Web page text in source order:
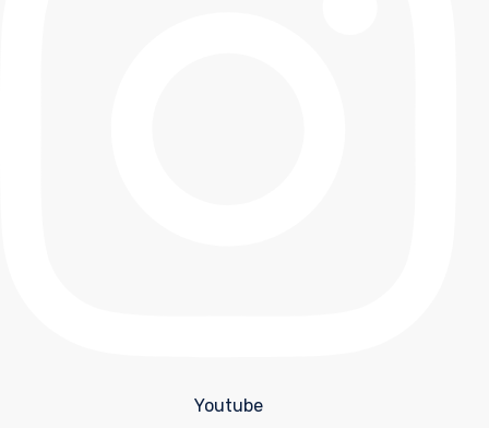
Youtube